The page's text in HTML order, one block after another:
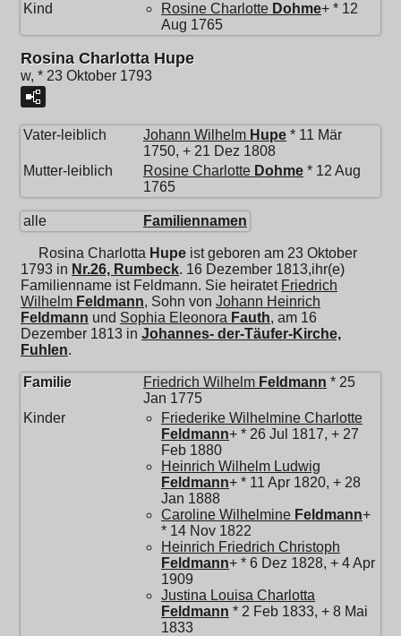
Kind
Rosine Charlotte Dohme+ * 12
Aug 1765
Rosina Charlotta Hupe
w, * 23 Oktober 1793
Vater-leiblich Johann Wilhelm Hupe * 11 Mär
1750, + 21 Dez 1808
Mutter-leiblich
Rosine Charlotte Dohme * 12 Aug
1765
alle Familiennamen
Rosina Charlotta Hupe ist geboren am 23 Oktober
1793 in Nr.26, Rumbeck. 16 Dezember 1813,ihr(e)
Familienname ist Feldmann. Sie heiratet Friedrich
Wilhelm Feldmann, Sohn von Johann Heinrich
Feldmann und Sophia Eleonora Fauth, am 16
Dezember 1813 in Johannes- der-Täufer-Kirche,
Fuhlen.
Familie Friedrich Wilhelm Feldmann * 25
Jan 1775
Kinder
Friederike Wilhelmine Charlotte
Feldmann+ * 26 Jul 1817, + 27
Feb 1880
Heinrich Wilhelm Ludwig
Feldmann+ * 11 Apr 1820, + 28
Jan 1888
Caroline Wilhelmine Feldmann+
* 14 Nov 1822
Heinrich Friedrich Christoph
Feldmann+ * 6 Dez 1828, + 4 Apr
1909
Justina Louisa Charlotta
Feldmann * 2 Feb 1833, + 8 Mai
1833